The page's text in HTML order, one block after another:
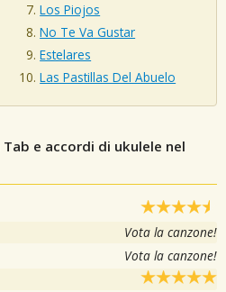
Los Piojos
No Te Va Gustar
Estelares
Las Pastillas Del Abuelo
Tab e accordi di ukulele nel
Vota la canzone!
Vota la canzone!